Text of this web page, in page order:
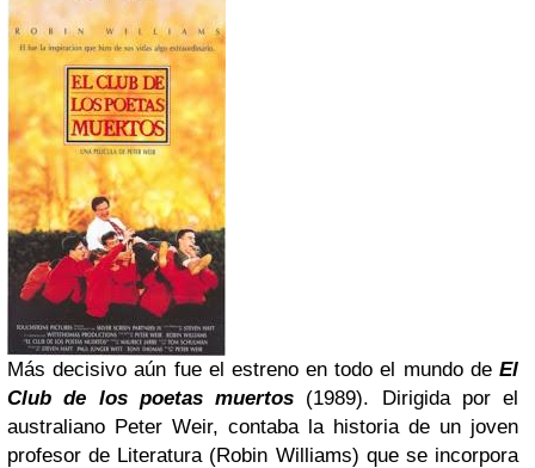
Más decisivo aún fue el estreno en todo el mundo de El
Club de los poetas muertos (1989). Dirigida por el
australiano Peter Weir, contaba la historia de un joven
profesor de Literatura (Robin Williams) que se incorpora